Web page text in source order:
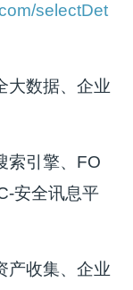
selectDet
大数据、企业
索引擎、FO
安全讯息平
产收集、企业